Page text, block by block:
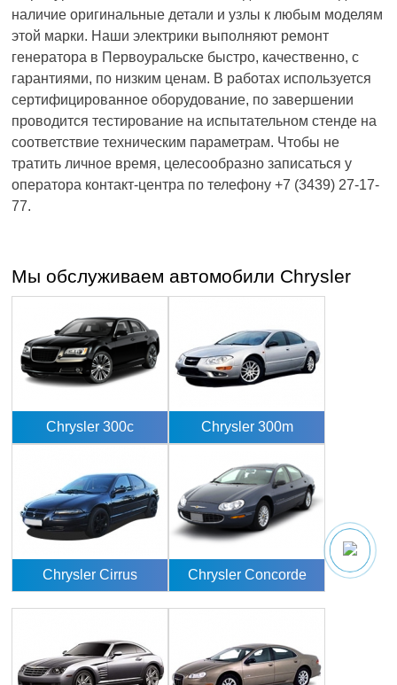
наличие оригинальные детали и узлы к любым моделям
этой марки. Наши электрики выполняют ремонт
генератора в Первоуральске быстро, качественно, с
гарантиями, по низким ценам. В работах используется
сертифицированное оборудование, по завершении
проводится тестирование на испытательном стенде на
соответствие техническим параметрам. Чтобы не
тратить личное время, целесообразно записаться у
оператора контакт-центра по телефону +7 (3439) 27-17-
77.
Мы обслуживаем автомобили Chrysler
Chrysler 300c Chrysler 300m
Chrysler Cirrus Chrysler Concorde